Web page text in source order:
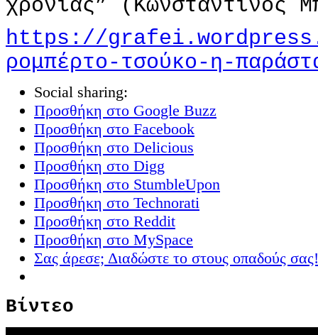
χρονιάς” (Κωνσταντίνος
https://
ρομπέρτο-τσούκο-η-
Social sharing:
Προσθήκη στο Google Buzz
Προσθήκη στο Facebook
Προσθήκη στο Delicious
Προσθήκη στο Digg
Προσθήκη στο StumbleUpon
Προσθήκη στο Technorati
Προσθήκη στο Reddit
Προσθήκη στο MySpace
Σας άρεσε; Διαδώστε το στους οπαδούς σας!
Βίντεο